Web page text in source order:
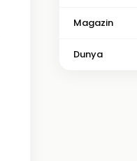
Magazin
Dunya